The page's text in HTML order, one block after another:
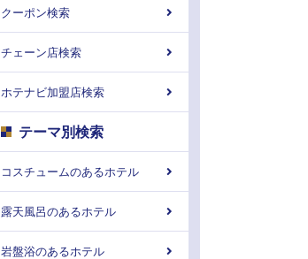
クーポン検索
チェーン店検索
ホテナビ加盟店検索
テーマ別検索
コスチュームのあるホテル
露天風呂のあるホテル
岩盤浴のあるホテル